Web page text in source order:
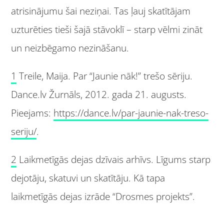
atrisinājumu šai neziņai. Tas ļauj skatītājam
uzturēties tieši šajā stāvoklī – starp vēlmi zināt
un neizbēgamo nezināšanu.
1 Treile, Maija. Par “Jaunie nāk!” trešo sēriju.
Dance.lv Žurnāls, 2012. gada 21. augusts.
Pieejams: https://dance.lv/par-jaunie-nak-treso-
seriju/.
2 Laikmetīgās dejas dzīvais arhīvs. Līgums starp
dejotāju, skatuvi un skatītāju. Kā tapa
laikmetīgās dejas izrāde “Drosmes projekts”.